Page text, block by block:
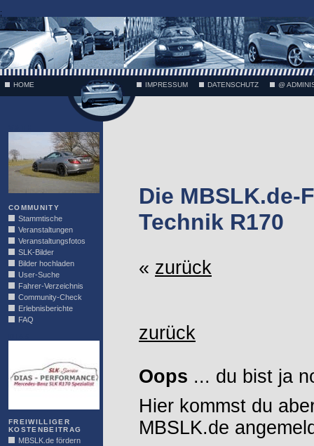
;
HOME IMPRESSUM DATENSCHUTZ @
COMMUNITY
Stammtische
Veranstaltungen
Veranstaltungsfotos
SLK-Bilder
Bilder hochladen
User-Suche
Fahrer-Verzeichnis
Community-Check
Erlebnisberichte
FAQ
FREIWILLIGER
KOSTENBEITRAG
MBSLK.de fördern
Die MBSLK.de-
Technik R170
« zurück
zurück
Oops ... du bist ja
Hier kommst du
MBSLK.de